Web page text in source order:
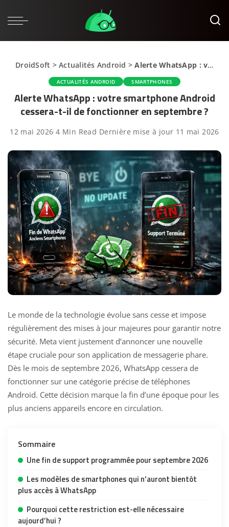
DroidSoft >Actualités Android >Alerte WhatsApp : votre smartphone Android cessera-t-il de fonctionner en septembre ?
ACTUALITÉS ANDROID SMARTPHONES
Alerte WhatsApp : votre smartphone Android
cessera-t-il de fonctionner en septembre ?
12 mai 2026 4 Min Read Dernière mise à jour 11 mai 2026
Le monde de la technologie évolue sans cesse et impose
régulièrement des mises à jour majeures pour garantir notre
sécurité. Meta vient justement d’annoncer une nouvelle
étape cruciale pour son application de messagerie phare.
Dès le mois de septembre 2026, WhatsApp cessera de
fonctionner sur une catégorie précise de téléphones
Android. Cette décision marque la fin d’une époque pour les
plus anciens appareils encore en circulation.
Sommaire
Une fin de support programmée pour septembre 2026
Les modèles de smartphones qui n’auront bientôt
plus accès à WhatsApp
Pourquoi cette restriction est-elle nécessaire
aujourd’hui ?